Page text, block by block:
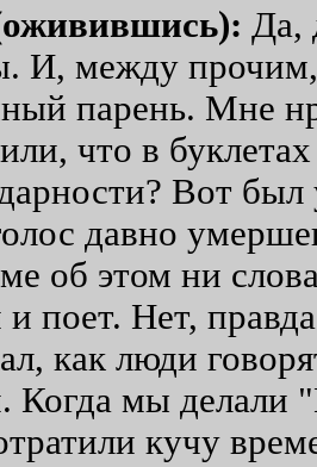
Да,
И, между
парень. Мне
что в
Вот был
давно
об этом ни
поет. Нет,
как люди
Когда мы делали
кучу